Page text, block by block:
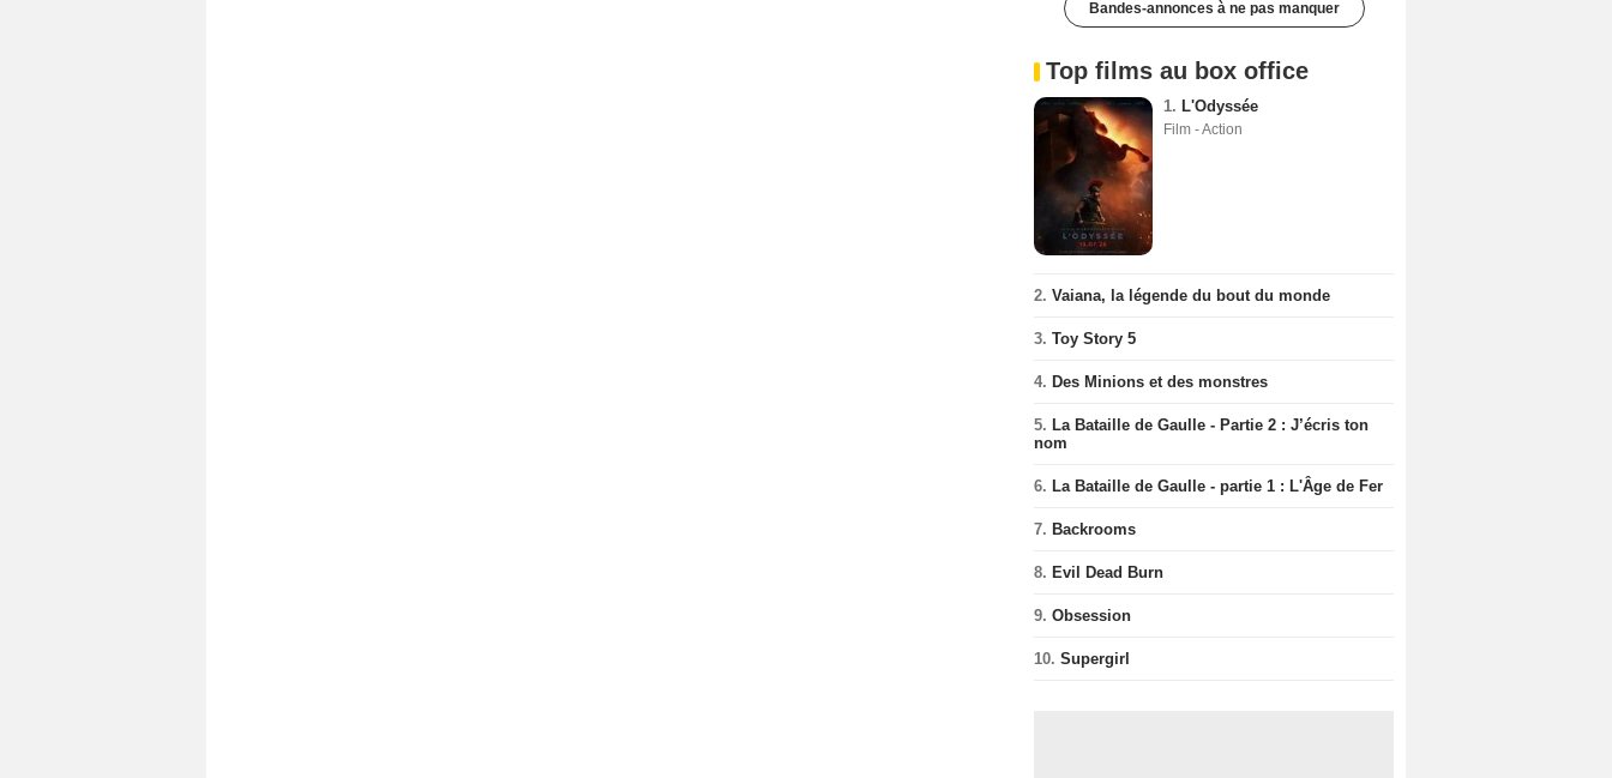
Bandes-annonces à ne pas manquer
Top films au box office
1. L'Odyssée
Film - Action
2. Vaiana, la légende du bout du monde
3. Toy Story 5
4. Des Minions et des monstres
5. La Bataille de Gaulle - Partie 2 : J’écris ton
nom
6. La Bataille de Gaulle - partie 1 : L'Âge de Fer
7. Backrooms
8. Evil Dead Burn
9. Obsession
10. Supergirl